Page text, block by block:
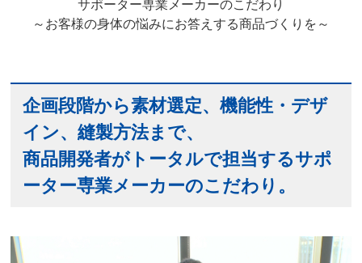
サポーター専業メーカーのこだわり
～お客様の身体の悩みにお答えする商品づくりを～
企画段階から素材選定、機能性・デザ
イン、縫製方法まで、
商品開発者がトータルで担当するサポ
ーター専業メーカーのこだわり。